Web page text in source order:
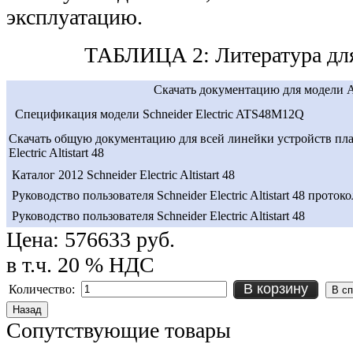
эксплуатацию.
ТАБЛИЦА 2: Литература
Скачать документацию для модели
Спецификация модели Schneider Electric ATS48M12Q
Скачать общую документацию для всей линейки устройств
Electric Altistart 48
Каталог 2012 Schneider Electric Altistart 48
Руководство пользователя Schneider Electric Altistart 48
Руководство пользователя Schneider Electric Altistart 48
Цена: 576633 руб.
в т.ч. 20 % НДС
Количество: В корзину
Сопутствующие товары